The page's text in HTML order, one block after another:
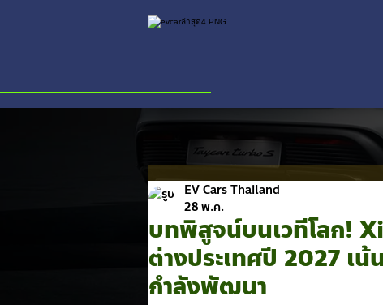
บทพิสูจน์บนเวทีโลก!
ต่างประเทศปี 2027 เ
กำลังพัฒนา
EV Cars Thailand
28 พ.ค.